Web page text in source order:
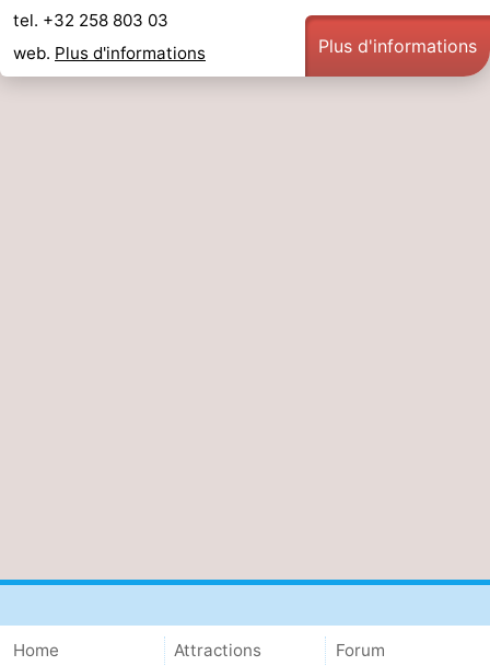
tel. +32 258 803 03
web. Plus d'informations Plus d'informations
Home
Attractions
Forum